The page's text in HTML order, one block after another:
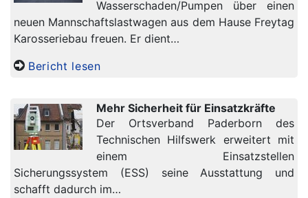
Wasserschaden/Pumpen über einen
neuen Mannschaftslastwagen aus dem Hause Freytag
Karosseriebau freuen. Er dient…
Bericht lesen
Mehr Sicherheit für Einsatzkräfte
Der Ortsverband Paderborn des
Technischen Hilfswerk erweitert mit
einem Einsatzstellen
Sicherungssystem (ESS) seine Ausstattung und
schafft dadurch im…